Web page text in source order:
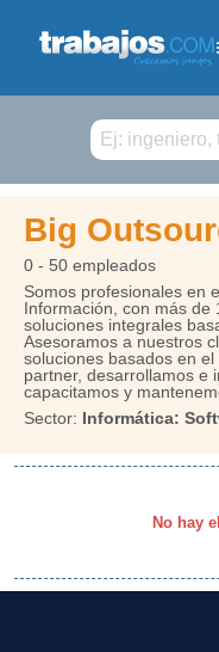
Buscar
Big
0 - 50 empleados
Somos profesionales en
Información, con más de
soluciones integrales
Asesoramos a nuestros
soluciones basados en
partner, desarrollamos e
capacitamos y
Sector: Informática:
No hay